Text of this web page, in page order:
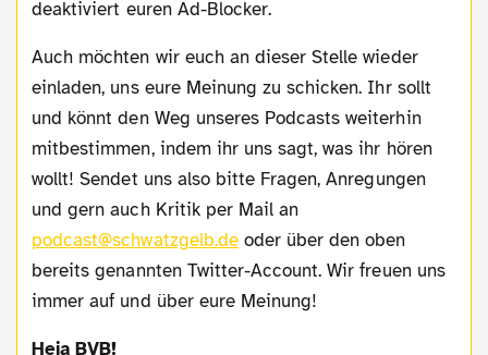
deaktiviert euren Ad-Blocker.
Auch möchten wir euch an dieser Stelle wieder
einladen, uns eure Meinung zu schicken. Ihr sollt
und könnt den Weg unseres Podcasts weiterhin
mitbestimmen, indem ihr uns sagt, was ihr hören
wollt! Sendet uns also bitte Fragen, Anregungen
und gern auch Kritik per Mail an
podcast@schwatzgelb.deoder über den oben
bereits genannten Twitter-Account. Wir freuen uns
immer auf und über eure Meinung!
Heja BVB!